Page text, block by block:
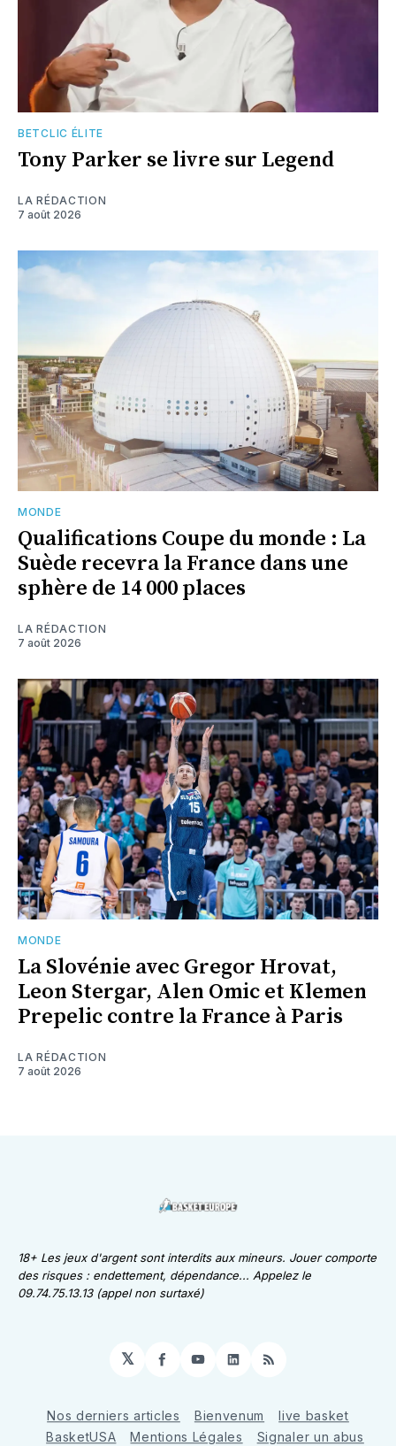
BETCLIC ÉLITE
Tony Parker se livre sur Legend
LA RÉDACTION
7 août 2026
MONDE
Qualifications Coupe du monde : La
Suède recevra la France dans une
sphère de 14 000 places
LA RÉDACTION
7 août 2026
MONDE
La Slovénie avec Gregor Hrovat,
Leon Stergar, Alen Omic et Klemen
Prepelic contre la France à Paris
LA RÉDACTION
7 août 2026
18+ Les jeux d'argent sont interdits aux mineurs. Jouer comporte
des risques : endettement, dépendance... Appelez le
09.74.75.13.13 (appel non surtaxé)
𝕏 Facebook
YouTube
LinkedIn
RSS
Nos derniers articles Bienvenum
live basket
BasketUSA
Mentions Légales Signaler un abus